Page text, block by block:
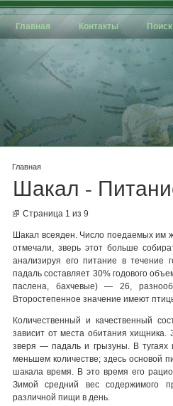
Главная Контакты Поиск
Главная
Шакал -
Страница 1 из 9
Шакал всеяден. Число поедаемых им
отмечали, зверь этот больше
анализируя его питание в
падаль составляет 30% годового
паслена, бахчевые) — 26,
Второстепенное значение имеют
Количественный и качественный
зависит от места обитания
зверя — падаль и грызуны. В тугаях
меньшем количестве; здесь основой
шакала время. В это время его
Зимой средний вес содержимого
различной пищи в день.